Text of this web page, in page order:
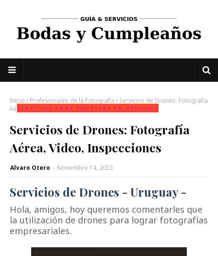
Inicio Profesionales de la Fotografía
Servicios de Drones: Fotografía
Aérea, Video, Inspecciones
Servicios de Drones: Fotografía
Aérea, Video, Inspecciones
Alvaro Otero - Noviembre 14, 2023
Servicios de Drones - Uruguay -
Hola, amigos, hoy queremos comentarles que
la utilización de drones para lograr fotografías
empresariales.
SERVICIOS PARA EMPRESAS EN URUGUAY
SERVICIOS PARA EMPRESAS